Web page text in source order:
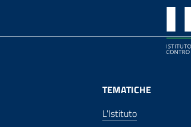
TEMATICHE
L'Istituto